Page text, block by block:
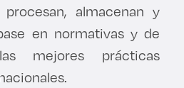
almacenan y
en normativas y de
mejores prácticas